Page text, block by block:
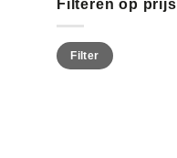
Filteren op prijs
Min.
prijs
Max.
prijsFilter